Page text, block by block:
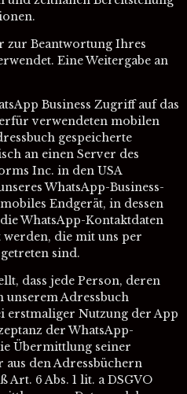
zur Beantwortung Ihres
Eine Weitergabe an
Business Zugriff auf das
verwendeten mobilen
gespeicherte
an einen Server des
Inc. in den USA
WhatsApp-Business-
Endgerät, in dessen
WhatsApp-Kontaktdaten
die mit uns per
sind.
dass jede Person, deren
unserem Adressbuch
erstmaliger Nutzung der App
der WhatsApp-
Übermittlung seiner
den Adressbüchern
Art. 6 Abs. 1 lit. a DSGVO